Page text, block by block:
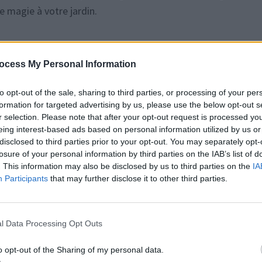
My Personal Information
opt-out of the sale, sharing to third parties, or processing of your
for targeted advertising by us, please use the below opt-out
selection. Please note that after your opt-out request is processed
interest-based ads based on personal information utilized by us
to third parties prior to your opt-out. You may separately
of your personal information by third parties on the IAB’s list of
This information may also be disclosed by us to third parties on the
Participants that may further disclose it to other third parties.
Data Processing Opt Outs
opt-out of the Sharing of my personal data.
magie à votre jardin.
cinématographique immersive.
dans votre espace extérieur pour un son optimal. Si
une expérience encore plus immersive.
que vous souhaitez créer.Des classiques
variée pour plaire à tous les goûts. N’oubliez pas de
plein air et d’avoir un plan de secours en cas de mauvais